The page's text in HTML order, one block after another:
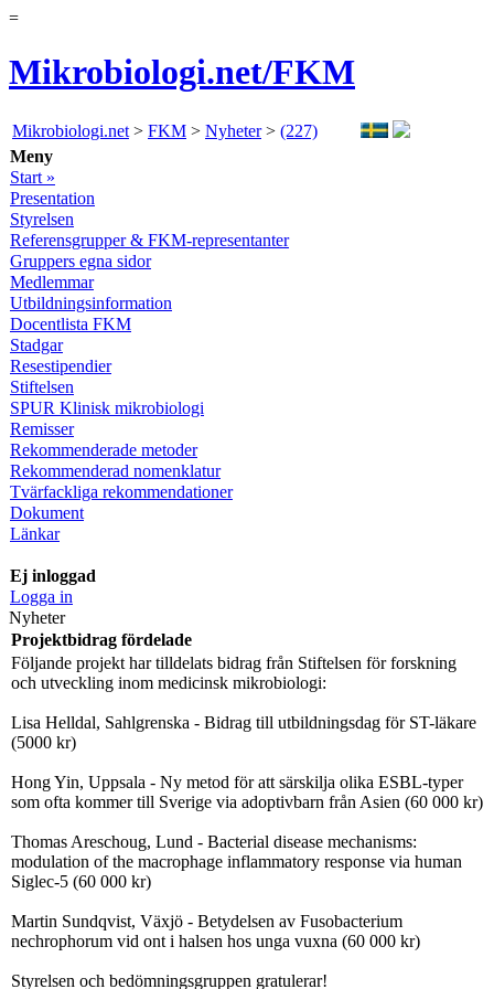
=
Mikrobiologi.net/FKM
Mikrobiologi.net > FKM > Nyheter> (227)
Meny
Start »
Presentation
Styrelsen
Referensgrupper & FKM-representanter
Gruppers egna sidor
Medlemmar
Utbildningsinformation
Docentlista FKM
Stadgar
Resestipendier
Stiftelsen
SPUR Klinisk mikrobiologi
Remisser
Rekommenderade metoder
Rekommenderad nomenklatur
Tvärfackliga rekommendationer
Dokument
Länkar
Ej inloggad
Logga in
Nyheter
Projektbidrag fördelade
Följande projekt har tilldelats bidrag från Stiftelsen för forskning
och utveckling inom medicinsk mikrobiologi:
Lisa Helldal, Sahlgrenska - Bidrag till utbildningsdag för ST-läkare
(5000 kr)
Hong Yin, Uppsala - Ny metod för att särskilja olika ESBL-typer
som ofta kommer till Sverige via adoptivbarn från Asien (60 000 kr)
Thomas Areschoug, Lund - Bacterial disease mechanisms:
modulation of the macrophage inflammatory response via human
Siglec-5 (60 000 kr)
Martin Sundqvist, Växjö - Betydelsen av Fusobacterium
nechrophorum vid ont i halsen hos unga vuxna (60 000 kr)
Styrelsen och bedömningsgruppen gratulerar!